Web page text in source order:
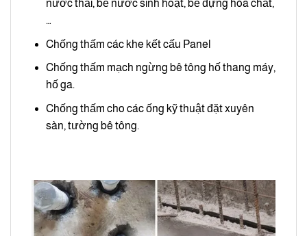
nước thải, bể nước sinh hoạt, bể đựng hóa chất,
…
Chống thấm các khe kết cấu Panel
Chống thấm mạch ngừng bê tông hố thang máy,
hố ga.
Chống thấm cho các ống kỹ thuật đặt xuyên
sàn, tường bê tông.